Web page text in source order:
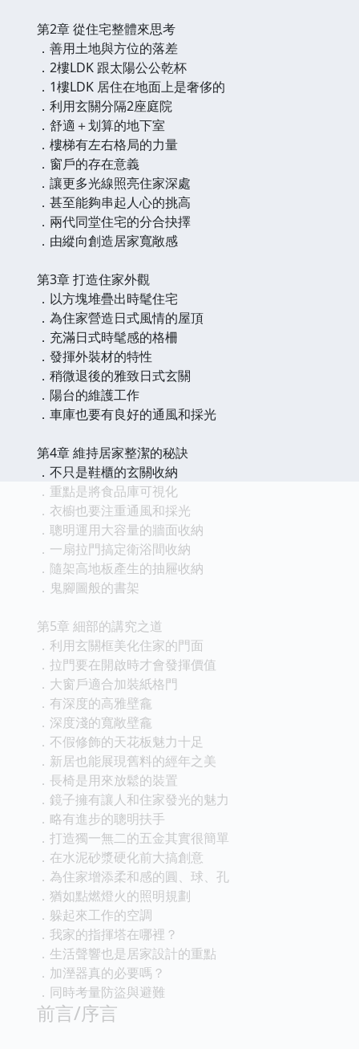
第2章 從住宅整體來思考
．善用土地與方位的落差
．2樓LDK 跟太陽公公乾杯
．1樓LDK 居住在地面上是奢侈的
．利用玄關分隔2座庭院
．舒適＋划算的地下室
．樓梯有左右格局的力量
．窗戶的存在意義
．讓更多光線照亮住家深處
．甚至能夠串起人心的挑高
．兩代同堂住宅的分合抉擇
．由縱向創造居家寬敞感
第3章 打造住家外觀
．以方塊堆疊出時髦住宅
．為住家營造日式風情的屋頂
．充滿日式時髦感的格柵
．發揮外裝材的特性
．稍微退後的雅致日式玄關
．陽台的維護工作
．車庫也要有良好的通風和採光
第4章 維持居家整潔的秘訣
．不只是鞋櫃的玄關收納
．重點是將食品庫可視化
．衣櫥也要注重通風和採光
．聰明運用大容量的牆面收納
．一扇拉門搞定衛浴間收納
．隨架高地板產生的抽屜收納
．鬼腳圖般的書架
第5章 細部的講究之道
．利用玄關框美化住家的門面
．拉門要在開啟時才會發揮價值
．大窗戶適合加裝紙格門
．有深度的高雅壁龕
．深度淺的寬敞壁龕
．不假修飾的天花板魅力十足
．新居也能展現舊料的經年之美
．長椅是用來放鬆的裝置
．鏡子擁有讓人和住家發光的魅力
．略有進步的聰明扶手
．打造獨一無二的五金其實很簡單
．在水泥砂漿硬化前大搞創意
．為住家增添柔和感的圓、球、孔
．猶如點燃燈火的照明規劃
．躲起來工作的空調
．我家的指揮塔在哪裡？
．生活聲響也是居家設計的重點
．加溼器真的必要嗎？
．同時考量防盜與避難
前言/序言